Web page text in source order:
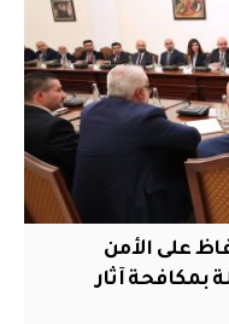
على الأمن
بمكافحة آثار